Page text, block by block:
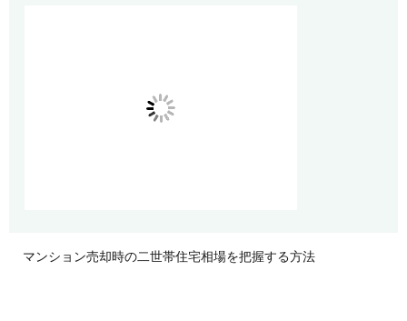
マンション売却時の二世帯住宅相場を把握する方法